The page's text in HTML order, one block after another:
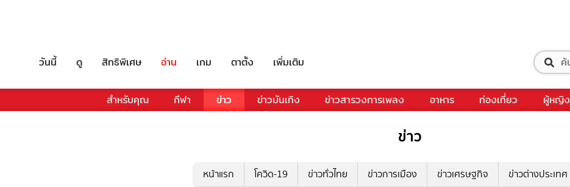
วันนี้ ดู สิทธิพิเศษ อ่าน เกม ตาตั้ง เพิ่มเติม
สำหรับคุณ กีฬา ข่าว ข่าวบันเทิง ข่าวสารวงการเพลง อาหาร ท่องเที่ยว ผู้หญิง
ข่าว
หน้าแรก โควิด-19 ข่าวทั่วไทย ข่าวการเมือง ข่าวเศรษฐกิจ ข่าวต่างประเทศ